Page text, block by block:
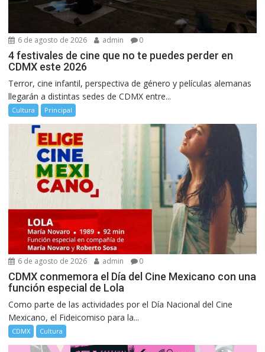
6 de agosto de 2026 admin 0
4 festivales de cine que no te puedes perder en
CDMX este 2026
Terror, cine infantil, perspectiva de género y películas alemanas
llegarán a distintas sedes de CDMX entre...
Cultura Principal
6 de agosto de 2026 admin 0
CDMX conmemora el Día del Cine Mexicano con una
función especial de Lola
Como parte de las actividades por el Día Nacional del Cine
Mexicano, el Fideicomiso para la...
CDMX Cultura